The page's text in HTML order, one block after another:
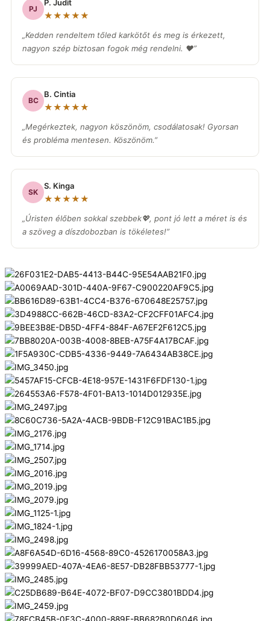
PJ
P. Judit
★★★★★
„Kedden rendeltem tőled karkötőt és meg is érkezett,
nagyon szép biztosan fogok még rendelni. ❤️”
BC
B. Cintia
★★★★★
„Megérkeztek, nagyon köszönöm, csodálatosak! Gyorsan
és probléma mentesen. Köszönöm.”
SK
S. Kinga
★★★★★
„Úristen élőben sokkal szebbek💖, pont jó lett a méret is és
a szöveg a díszdobozban is tökéletes!”